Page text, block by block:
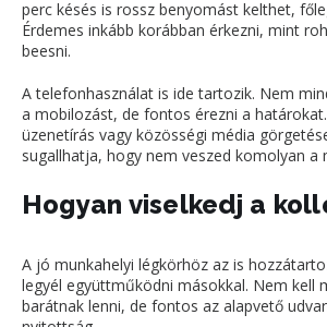
perc késés is rossz benyomást kelthet,
Érdemes inkább korábban érkezni, mint
beesni.
A telefonhasználat is ide tartozik. Nem
a mobilozást, de fontos érezni a
üzenetírás vagy közösségi média
sugallhatja, hogy nem veszed komolyan a
Hogyan viselkedj a
A jó munkahelyi légkörhöz az is
legyél együttműködni másokkal. Nem kell
barátnak lenni, de fontos az alapvető